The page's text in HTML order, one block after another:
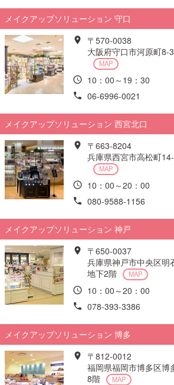
メイクアップソリューション 守口
〒570-0038
大阪府守口市河原町8-
MAP
10：00～19：30
06-6996-0021
メイクアップソリューション 西宮北口
〒663-8204
兵庫県西宮市高松町
MAP
10：00～20：00
080-9588-1156
メイクアップソリューション 神戸
〒650-0037
兵庫県神戸市中央区明
地下2階
MAP
10：00～20：00
078-393-3386
メイクアップソリューション 博多
〒812-0012
福岡県福岡市博多区博
8階
MAP